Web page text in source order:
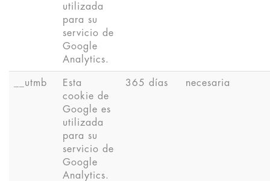
utilizada
para su
servicio de
Google
Analytics.
__utmb
Esta
cookie de
Google es
utilizada
para su
servicio de
Google
Analytics.
365 días necesaria